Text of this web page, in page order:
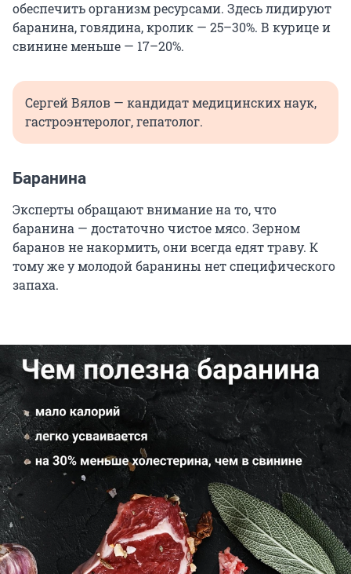
обеспечить организм ресурсами. Здесь лидируют
баранина, говядина, кролик — 25–30%. В курице и
свинине меньше — 17–20%.
Сергей Вялов — кандидат медицинских наук,
гастроэнтеролог, гепатолог.
Баранина
Эксперты обращают внимание на то, что
баранина — достаточно чистое мясо. Зерном
баранов не накормить, они всегда едят траву. К
тому же у молодой баранины нет специфического
запаха.